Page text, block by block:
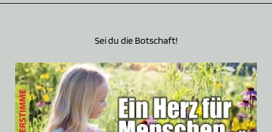
Sei du die Botschaft!